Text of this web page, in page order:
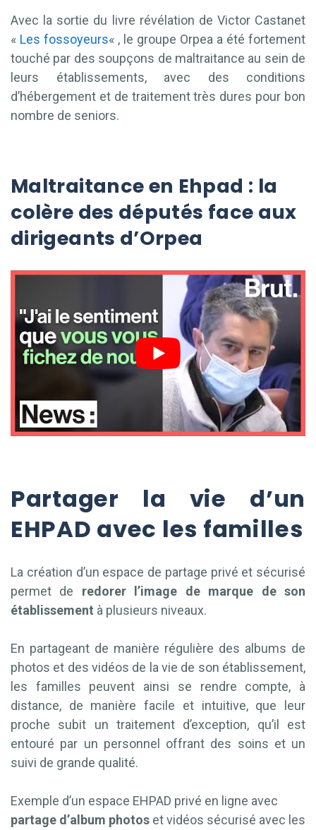
Avec la sortie du livre révélation de Victor Castanet
« Les fossoyeurs« , le groupe Orpea a été fortement
touché par des soupçons de maltraitance au sein de
leurs établissements, avec des conditions
d’hébergement et de traitement très dures pour bon
nombre de seniors.
Maltraitance en Ehpad : la
colère des députés face aux
dirigeants d’Orpea
Partager la vie d’un
EHPAD avec les familles
La création d’un espace de partage privé et sécurisé
permet de redorer l’image de marque de son
établissement à plusieurs niveaux.
En partageant de manière régulière des albums de
photos et des vidéos de la vie de son établissement,
les familles peuvent ainsi se rendre compte, à
distance, de manière facile et intuitive, que leur
proche subit un traitement d’exception, qu’il est
entouré par un personnel offrant des soins et un
suivi de grande qualité.
Exemple d’un espace EHPAD privé en ligne avec
partage d’album photos et vidéos sécurisé avec les